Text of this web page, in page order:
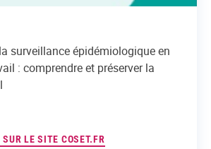
surveillance épidémiologique en
: comprendre et préserver la
LE SITE COSET.FR